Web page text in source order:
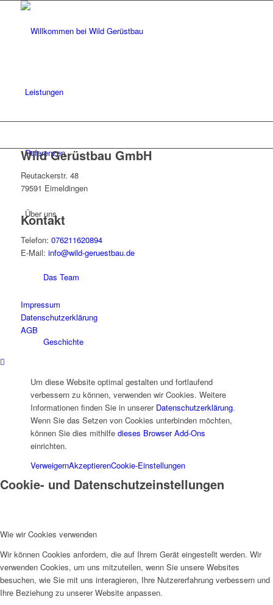
Leistungen
Referenzen
Über uns
Das Team
Geschichte
Jobs
Kontakt
Menü
Wild Gerüstbau GmbH
Reutackerstr. 48
79591 Eimeldingen
Kontakt
Telefon: 076211620894
E-Mail: info@wild-geruestbau.de
Impressum
Datenschutzerklärung
AGB
Um diese Website optimal gestalten und fortlaufend
verbessern zu können, verwenden wir Cookies. Weitere
Informationen finden Sie in unserer Datenschutzerklärung.
Wenn Sie das Setzen von Cookies unterbinden möchten,
können Sie dies mithilfe dieses Browser Add-Ons
einrichten.
VerweigernAkzeptierenCookie-Einstellungen
Cookie- und Datenschutzeinstellungen
Wie wir Cookies verwenden
Wir können Cookies anfordern, die auf Ihrem Gerät eingestellt werden. Wir
verwenden Cookies, um uns mitzuteilen, wenn Sie unsere Websites
besuchen, wie Sie mit uns interagieren, Ihre Nutzererfahrung verbessern und
Ihre Beziehung zu unserer Website anpassen.